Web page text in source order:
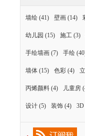
墙绘 (41) 壁画 (14)
幼儿园 (15) 施工 (3)
手绘墙画 (7) 手绘
墙体 (15) 色彩 (4)
丙烯颜料 (4) 儿童房
设计 (5) 装饰 (4) 3D